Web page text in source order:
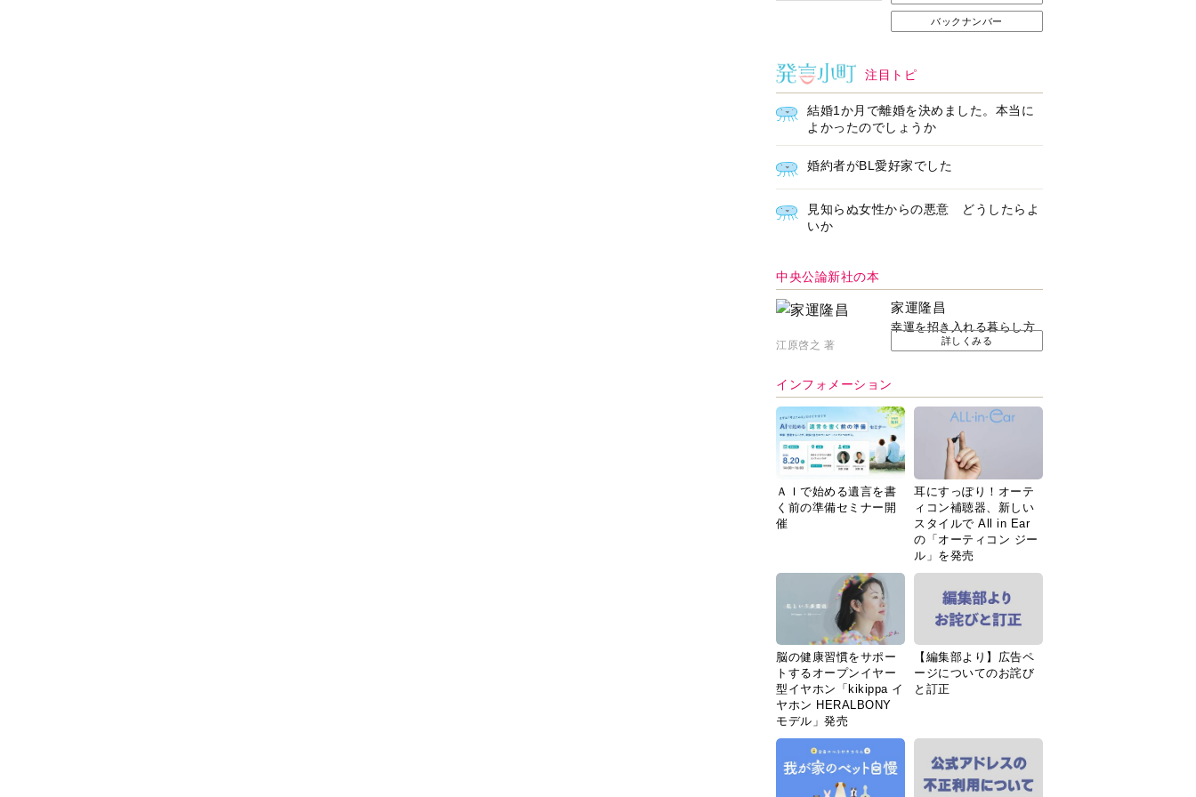
バックナンバー
注目トピ
結婚1か月で離婚を決めました。本当に
よかったのでしょうか
婚約者がBL愛好家でした
見知らぬ女性からの悪意 どうしたらよ
いか
中央公論新社の本
家運隆昌
幸運を招き入れる暮らし方
江原啓之 著 詳しくみる
インフォメーション
ＡＩで始める遺言を書
く前の準備セミナー開
催
耳にすっぽり！オーテ
ィコン補聴器、新しい
スタイルで All in Ear
の「オーティコン ジー
ル」を発売
脳の健康習慣をサポー
トするオープンイヤー
型イヤホン「kikippa イ
ヤホン HERALBONY
モデル」発売
【編集部より】広告ペ
ージについてのお詫び
と訂正